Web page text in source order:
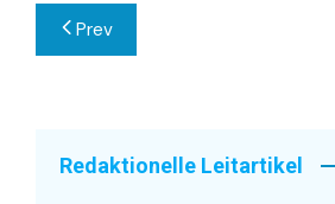
Beitragsnavigation
Prev
Redaktionelle Leitartikel